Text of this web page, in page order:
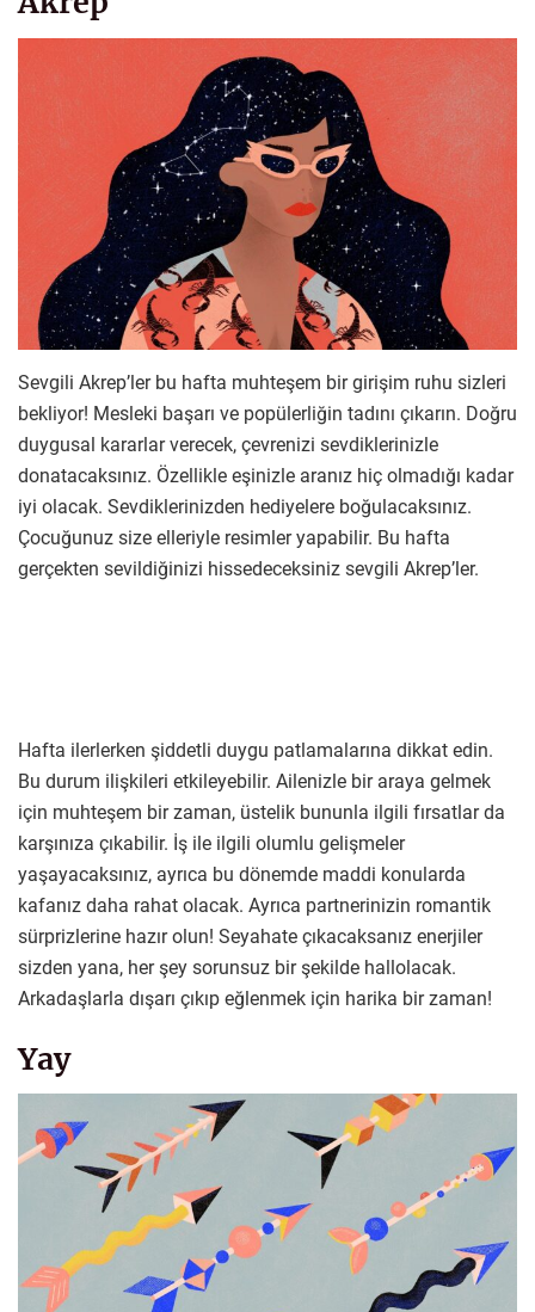
Sevgili Akrep’ler bu hafta muhteşem bir girişim ruhu sizleri
bekliyor! Mesleki başarı ve popülerliğin tadını çıkarın. Doğru
duygusal kararlar verecek, çevrenizi sevdiklerinizle
donatacaksınız. Özellikle eşinizle aranız hiç olmadığı kadar
iyi olacak. Sevdiklerinizden hediyelere boğulacaksınız.
Çocuğunuz size elleriyle resimler yapabilir. Bu hafta
gerçekten sevildiğinizi hissedeceksiniz sevgili Akrep’ler.
Hafta ilerlerken şiddetli duygu patlamalarına dikkat edin.
Bu durum ilişkileri etkileyebilir. Ailenizle bir araya gelmek
için muhteşem bir zaman, üstelik bununla ilgili fırsatlar da
karşınıza çıkabilir. İş ile ilgili olumlu gelişmeler
yaşayacaksınız, ayrıca bu dönemde maddi konularda
kafanız daha rahat olacak. Ayrıca partnerinizin romantik
sürprizlerine hazır olun! Seyahate çıkacaksanız enerjiler
sizden yana, her şey sorunsuz bir şekilde hallolacak.
Arkadaşlarla dışarı çıkıp eğlenmek için harika bir zaman!
Yay